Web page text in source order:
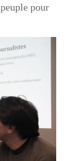
pour